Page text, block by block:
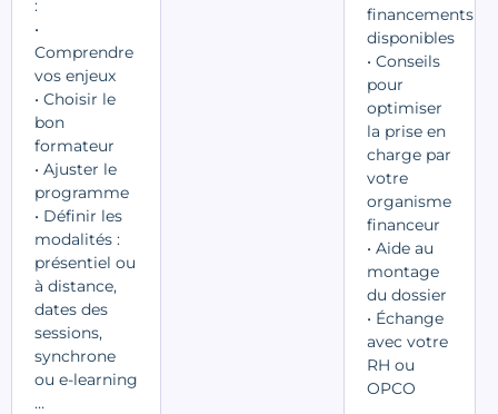
:
•
Comprendre
vos enjeux
• Choisir le
bon
formateur
• Ajuster le
programme
• Définir les
modalités :
présentiel ou
à distance,
dates des
sessions,
synchrone
ou e-learning
…
financements
disponibles
• Conseils
pour
optimiser
la prise en
charge par
votre
organisme
financeur
• Aide au
montage
du dossier
• Échange
avec votre
RH ou
OPCO